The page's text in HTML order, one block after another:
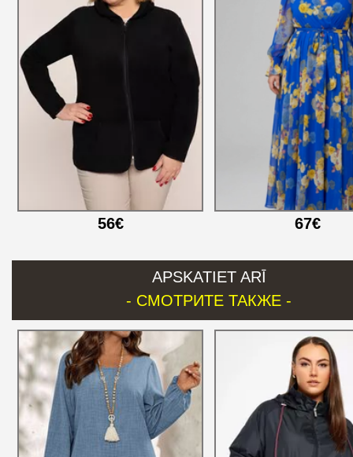
56€ 67€
APSKATIET ARĪ
- СМОТРИТЕ ТАКЖЕ -